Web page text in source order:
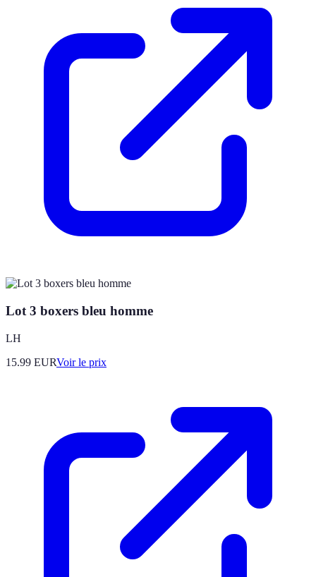
Lot 3 boxers bleu homme
LH
15.99 EURVoir le prix